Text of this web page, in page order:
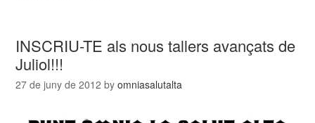
INSCRIU-TE als nous tallers avançats de
Juliol!!!
27 de juny de 2012 byomniasalutalta